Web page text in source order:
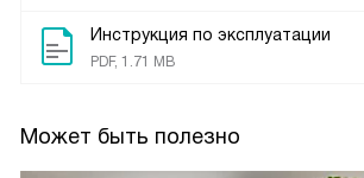
Инструкция по эксплуатации
PDF, 1.71 MB
Может быть полезно